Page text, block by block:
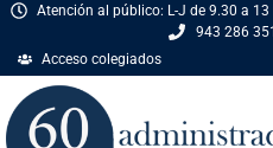
Atención al público: L-J de 9.30 a
943 286 351
Acceso colegiados